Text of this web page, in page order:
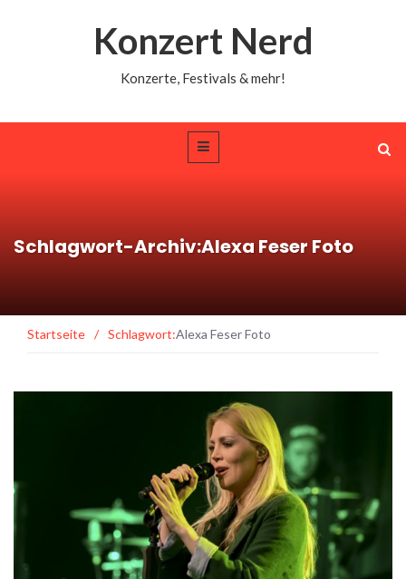
Konzert Nerd
Konzerte, Festivals & mehr!
Schlagwort-Archiv:Alexa Feser Foto
Startseite / Schlagwort:Alexa Feser Foto